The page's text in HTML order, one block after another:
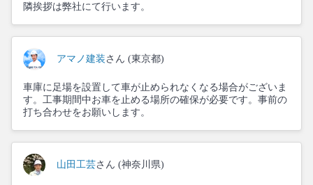
隣挨拶は弊社にて行います。
アマノ建装 さん (東京都)
車庫に足場を設置して車が止められなくなる場合がございま
す。工事期間中お車を止める場所の確保が必要です。事前の
打ち合わせをお願いします。
山田工芸さん (神奈川県)